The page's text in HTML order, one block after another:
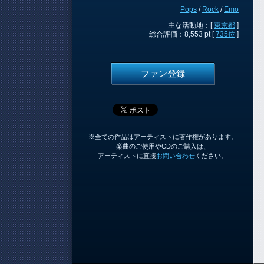
Pops / Rock / Emo
主な活動地：[東京都 ]
総合評価：8,553 pt [735位 ]
ファン登録
※全ての作品はアーティストに著作権があります。
楽曲のご使用やCDのご購入は、
アーティストに直接お問い合わせ ください。